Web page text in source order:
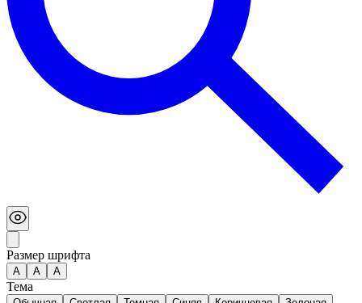
Размер шрифта
А A A
Тема